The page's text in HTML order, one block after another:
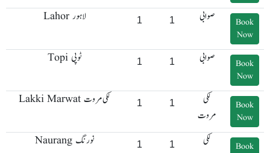
Lahor لاہور 1 1 صوابی
Book
Now
Topi ٹوپی 1 1 صوابی
Book
Now
Lakki Marwat لکی مروت 1 1
لکی
مروت
Book
Now
Naurang نورنگ 1 1
لکی
Book